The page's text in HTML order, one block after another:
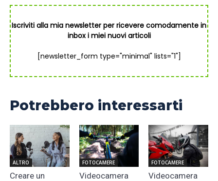
Iscriviti alla mia newsletter per ricevere comodamente in
inbox i miei nuovi articoli
[newsletter_form type="minimal" lists="1"]
Potrebbero interessarti
ALTRO
Creare un
FOTOCAMERE
Videocamera
FOTOCAMERE
Videocamera